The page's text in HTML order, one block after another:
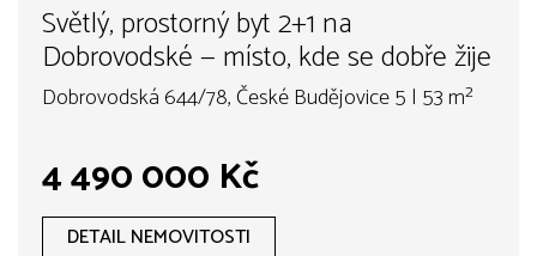
Světlý, prostorný byt 2+1 na
Dobrovodské — místo, kde se dobře žije
Dobrovodská 644/78, České Budějovice 5 | 53 m²
4 490 000 Kč
DETAIL NEMOVITOSTI